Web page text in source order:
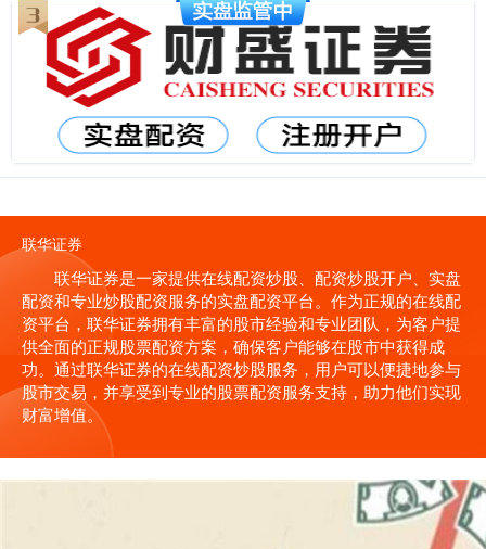
联华证券
联华证券是一家提供在线配资炒股、配资炒股开户、实盘
配资和专业炒股配资服务的实盘配资平台。作为正规的在线配
资平台，联华证券拥有丰富的股市经验和专业团队，为客户提
供全面的正规股票配资方案，确保客户能够在股市中获得成
功。通过联华证券的在线配资炒股服务，用户可以便捷地参与
股市交易，并享受到专业的股票配资服务支持，助力他们实现
财富增值。